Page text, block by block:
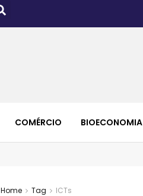
COMÉRCIO BIOECONOMIA
Home Tag ICTs